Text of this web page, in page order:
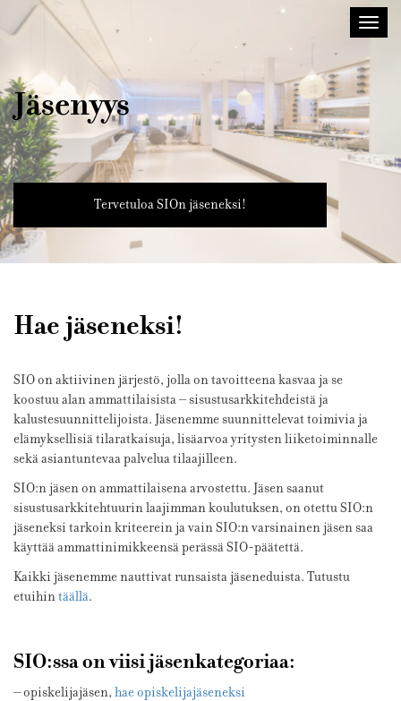
Sisustusarkkitehdit
SIO
Jäsenyys
Tervetuloa SIOn jäseneksi!
Hae jäseneksi!
SIO on aktiivinen järjestö, jolla on tavoitteena kasvaa ja se
koostuu alan ammattilaisista – sisustusarkkitehdeistä ja
kalustesuunnittelijoista. Jäsenemme suunnittelevat toimivia ja
elämyksellisiä tilaratkaisuja, lisäarvoa yritysten liiketoiminnalle
sekä asiantuntevaa palvelua tilaajilleen.
SIO:n jäsen on ammattilaisena arvostettu. Jäsen saanut
sisustusarkkitehtuurin laajimman koulutuksen, on otettu SIO:n
jäseneksi tarkoin kriteerein ja vain SIO:n varsinainen jäsen saa
käyttää ammattinimikkeensä perässä SIO-päätettä.
Kaikki jäsenemme nauttivat runsaista jäseneduista. Tutustu
etuihintäällä.
SIO:ssa on viisi jäsenkategoriaa:
– opiskelijajäsen, hae opiskelijajäseneksi